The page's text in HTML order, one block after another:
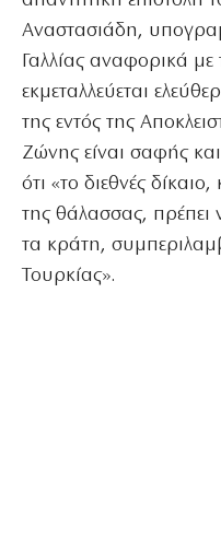
Αναστασιάδη,
Γαλλίας αναφορικά
εκμεταλλεύεται
της εντός της
Ζώνης είναι σαφής
ότι «το διεθνές
της θάλασσας, πρέπει
τα κράτη,
Τουρκίας».